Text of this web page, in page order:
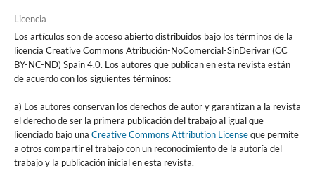
Licencia
Los artículos son de acceso abierto distribuidos bajo los términos de la
licencia Creative Commons Atribución-NoComercial-SinDerivar (CC
BY-NC-ND) Spain 4.0. Los autores que publican en esta revista están
de acuerdo con los siguientes términos:
a) Los autores conservan los derechos de autor y garantizan a la revista
el derecho de ser la primera publicación del trabajo al igual que
licenciado bajo una Creative Commons Attribution Licenseque permite
a otros compartir el trabajo con un reconocimiento de la autoría del
trabajo y la publicación inicial en esta revista.